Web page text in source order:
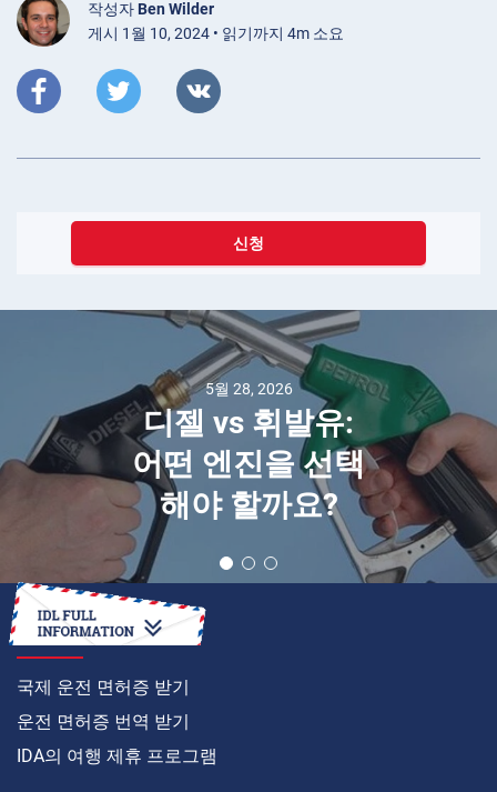
작성자 Ben Wilder
게시 1월 10, 2024 • 읽기까지 4m 소요
신청
5월 28, 2026
디젤 vs 휘발유:
어떤 엔진을 선택
해야 할까요?
온라인으로
국제 운전 면허증 받기
운전 면허증 번역 받기
IDA의 여행 제휴 프로그램